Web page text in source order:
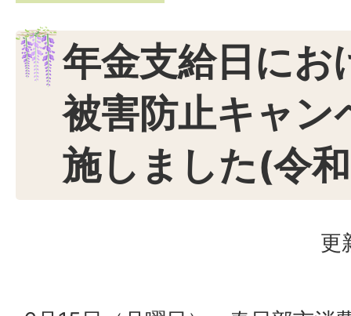
年金支給日にお
被害防止キャン
施しました(令
更